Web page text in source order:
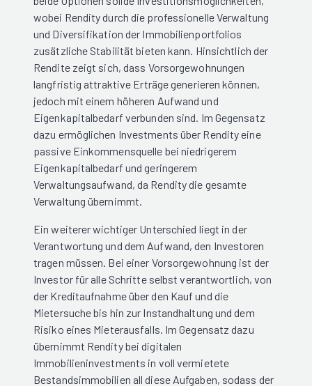
wobei Rendity durch die professionelle Verwaltung
und Diversifikation der Immobilienportfolios
zusätzliche Stabilität bieten kann. Hinsichtlich der
Rendite zeigt sich, dass Vorsorgewohnungen
langfristig attraktive Erträge generieren können,
jedoch mit einem höheren Aufwand und
Eigenkapitalbedarf verbunden sind. Im Gegensatz
dazu ermöglichen Investments über Rendity eine
passive Einkommensquelle bei niedrigerem
Eigenkapitalbedarf und geringerem
Verwaltungsaufwand, da Rendity die gesamte
Verwaltung übernimmt.
Ein weiterer wichtiger Unterschied liegt in der
Verantwortung und dem Aufwand, den Investoren
tragen müssen. Bei einer Vorsorgewohnung ist der
Investor für alle Schritte selbst verantwortlich, von
der Kreditaufnahme über den Kauf und die
Mietersuche bis hin zur Instandhaltung und dem
Risiko eines Mieterausfalls. Im Gegensatz dazu
übernimmt Rendity bei digitalen
Immobilieninvestments in voll vermietete
Bestandsimmobilien all diese Aufgaben, sodass der